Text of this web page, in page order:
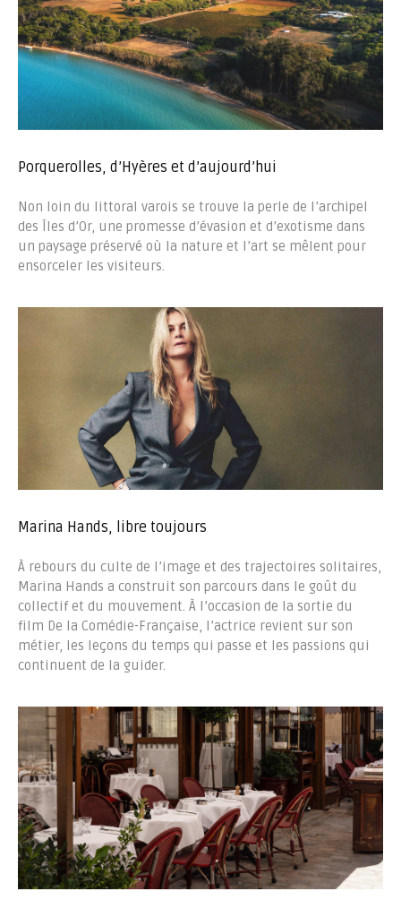
Porquerolles, d’Hyères et d’aujourd’hui
Non loin du littoral varois se trouve la perle de l’archipel
des Îles d’Or, une promesse d’évasion et d’exotisme dans
un paysage préservé où la nature et l’art se mêlent pour
ensorceler les visiteurs.
Marina Hands, libre toujours
À rebours du culte de l’image et des trajectoires solitaires,
Marina Hands a construit son parcours dans le goût du
collectif et du mouvement. À l’occasion de la sortie du
film De la Comédie-Française, l’actrice revient sur son
métier, les leçons du temps qui passe et les passions qui
continuent de la guider.